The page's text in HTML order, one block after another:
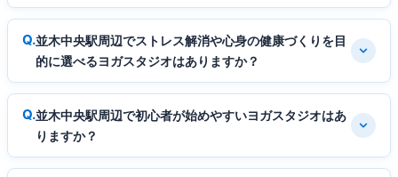
並木中央駅周辺でストレス解消や心身の健康づくりを目
的に選べるヨガスタジオはありますか？
並木中央駅周辺で初心者が始めやすいヨガスタジオはあ
りますか？